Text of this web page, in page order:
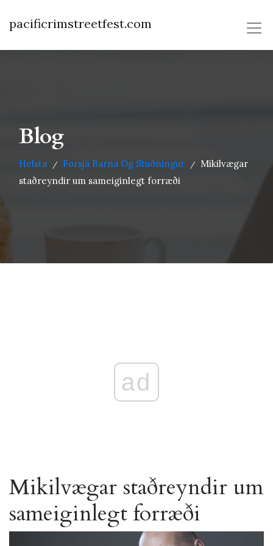
pacificrimstreetfest.com
Blog
Helsta / Forsjá Barna Og Stuðningur /
Mikilvægar
staðreyndir um sameiginlegt forræði
ad
Mikilvægar staðreyndir um
sameiginlegt forræði